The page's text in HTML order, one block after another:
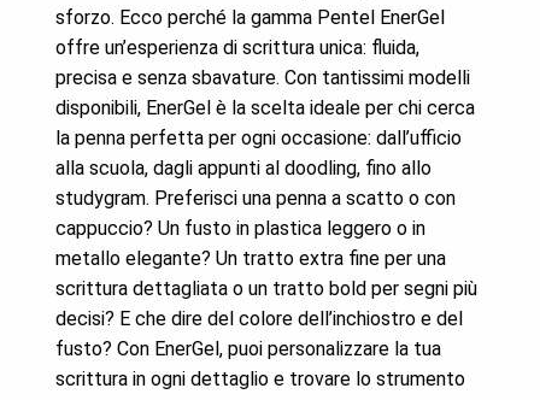
sforzo. Ecco perché la gamma Pentel EnerGel
offre un’esperienza di scrittura unica: fluida,
precisa e senza sbavature. Con tantissimi modelli
disponibili, EnerGel è la scelta ideale per chi cerca
la penna perfetta per ogni occasione: dall’ufficio
alla scuola, dagli appunti al doodling, fino allo
studygram. Preferisci una penna a scatto o con
cappuccio? Un fusto in plastica leggero o in
metallo elegante? Un tratto extra fine per una
scrittura dettagliata o un tratto bold per segni più
decisi? E che dire del colore dell’inchiostro e del
fusto? Con EnerGel, puoi personalizzare la tua
scrittura in ogni dettaglio e trovare lo strumento